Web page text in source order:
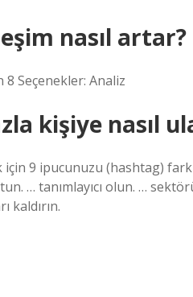
nasıl artar?
Seçenekler: Analiz
kişiye nasıl
9 ipucunuzu (hashtag)
… tanımlayıcı olun. …
kaldırın.